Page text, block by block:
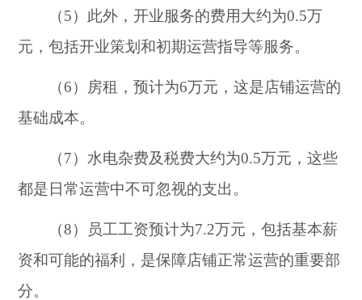
（5）此外，开业服务的费用大约为0.5万
元，包括开业策划和初期运营指导等服务。
（6）房租，预计为6万元，这是店铺运营的
基础成本。
（7）水电杂费及税费大约为0.5万元，这些
都是日常运营中不可忽视的支出。
（8）员工工资预计为7.2万元，包括基本薪
资和可能的福利，是保障店铺正常运营的重要部
分。